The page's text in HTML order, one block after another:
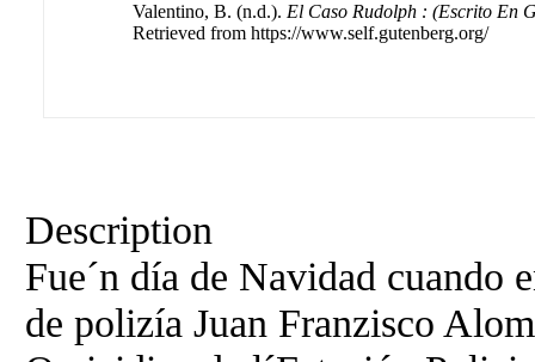
Valentino, B. (n.d.). El Caso Rudolph : (Escrito En
Retrieved from https://www.self.gutenberg.org/
Description
Fue´n día de Navidad cuando
de polizía Juan Franzisco